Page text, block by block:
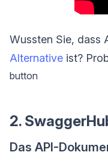
Wussten Sie, dass
Alternative ist?
button
2.
Das API-